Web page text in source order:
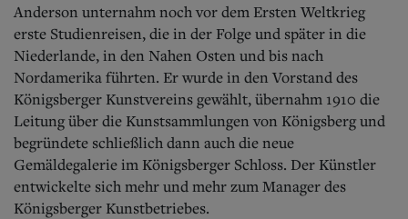
Anderson unternahm noch vor dem Ersten Weltkrieg
erste Studienreisen, die in der Folge und später in die
Niederlande, in den Nahen Osten und bis nach
Nordamerika führten. Er wurde in den Vorstand des
Königsberger Kunstvereins gewählt, übernahm 1910 die
Leitung über die Kunstsammlungen von Königsberg und
begründete schließlich dann auch die neue
Gemäldegalerie im Königsberger Schloss. Der Künstler
entwickelte sich mehr und mehr zum Manager des
Königsberger Kunstbetriebes.